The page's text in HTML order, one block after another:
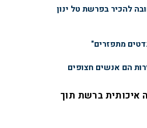
להכיר בפרשת טל ינון
מתפזרים"
הם אנשים חצופים
איכותית ברשת תוך